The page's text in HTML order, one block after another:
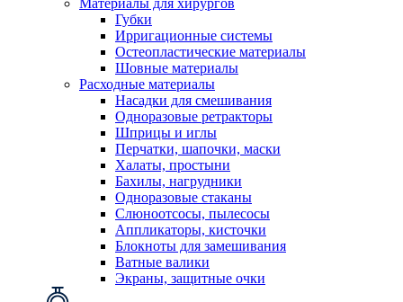
Материалы для хирургов
Губки
Ирригационные системы
Остеопластические материалы
Шовные материалы
Расходные материалы
Насадки для смешивания
Одноразовые ретракторы
Шприцы и иглы
Перчатки, шапочки, маски
Халаты, простыни
Бахилы, нагрудники
Одноразовые стаканы
Слюноотсосы, пылесосы
Аппликаторы, кисточки
Блокноты для замешивания
Ватные валики
Экраны, защитные очки